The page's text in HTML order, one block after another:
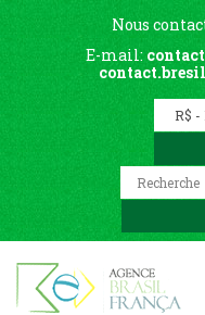
Nous
E-mail: